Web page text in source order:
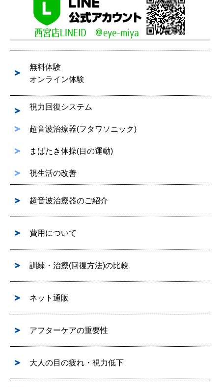
無料体験
オンライン体験
視力回復システム
超音波治療器(フタワソニック)
まばたき体操(目の運動)
視生活の改善
超音波治療器のご紹介
費用について
訓練・治療(回復方法)の比較
ネット通販
アフターケアの重要性
大人の目の疲れ・視力低下